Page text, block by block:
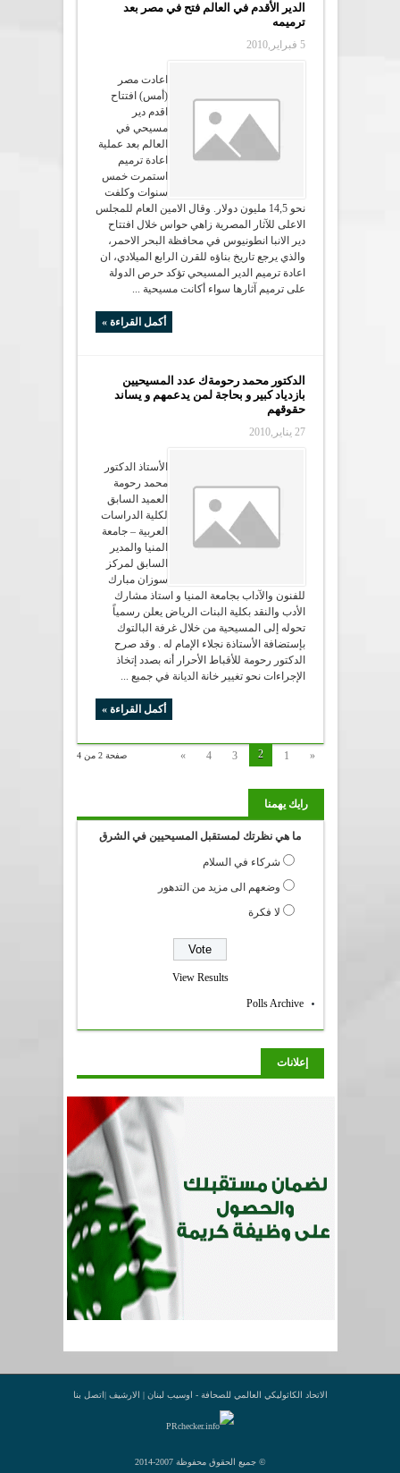
الدير الأقدم في العالم فتح في مصر بعد
ترميمه
5 فبراير,2010
اعادت مصر
(أمس) افتتاح
اقدم دير
مسيحي في
العالم بعد عملية
اعادة ترميم
استمرت خمس
سنوات وكلفت
نحو 14,5 مليون دولار. وقال الامين العام للمجلس
الاعلى للآثار المصرية زاهي حواس خلال افتتاح
دير الانبا انطونيوس في محافظة البحر الاحمر،
والذي يرجع تاريخ بناؤه للقرن الرابع الميلادي، ان
اعادة ترميم الدير المسيحي تؤكد حرص الدولة
على ترميم آثارها سواء أكانت مسيحية ...
أكمل القراءة »
الدكتور محمد رحومةك عدد المسيحيين
بازدياد كبير و بحاجة لمن يدعمهم و يساند
حقوقهم
27 يناير,2010
الأستاذ الدكتور
محمد رحومة
العميد السابق
لكلية الدراسات
العربية – جامعة
المنيا والمدير
السابق لمركز
سوزان مبارك
للفنون والآداب بجامعة المنيا و استاذ مشارك
الأدب والنقد بكلية البنات الرياض يعلن رسمياً
تحوله إلى المسيحية من خلال غرفة البالتوك
بإستضافة الأستاذة نجلاء الإمام له . وقد صرح
الدكتور رحومة للأقباط الأحرار أنه بصدد إتخاذ
الإجراءات نحو تغيير خانة الديانة في جميع ...
أكمل القراءة »
صفحة 2 من 4 «
1
2
3
4
»
رايك يهمنا
ما هي نظرتك لمستقبل المسيحيين في الشرق
شركاء في السلام
وضعهم الى مزيد من التدهور
لا فكرة
View Results
Polls Archive
إعلانات
الاتحاد الكاثوليكي العالمي للصحافة - اوسيب لبنان | الارشيف |اتصل بنا
© جميع الحقوق محفوظة 2007-2014